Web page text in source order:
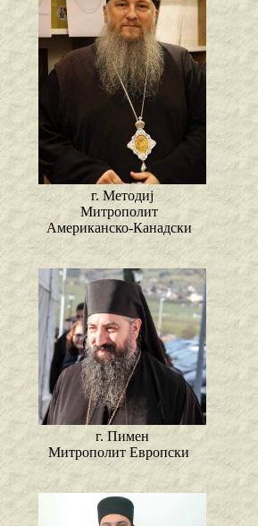
г. Методиј
Митрополит
Американско-Канадски
г. Пимен
Митрополит Европски